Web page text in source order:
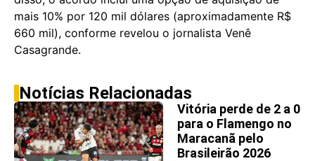
mais 10% por 120 mil dólares (aproximadamente R$
660 mil), conforme revelou o jornalista Venê
Casagrande.
Notícias Relacionadas
Vitória perde de 2 a 0
para o Flamengo no
Maracanã pelo
Brasileirão 2026